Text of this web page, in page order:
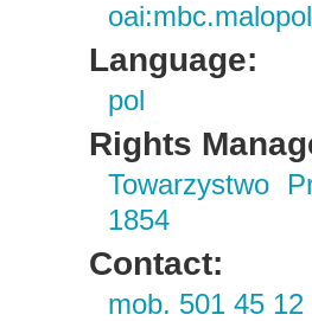
Language:
pol
Rights
Towarzystwo
1854
Contact:
mob. 501 45